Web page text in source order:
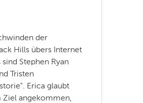
der
Hills übers Internet
Stephen Ryan
Tristen
Erica glaubt
Ziel angekommen,